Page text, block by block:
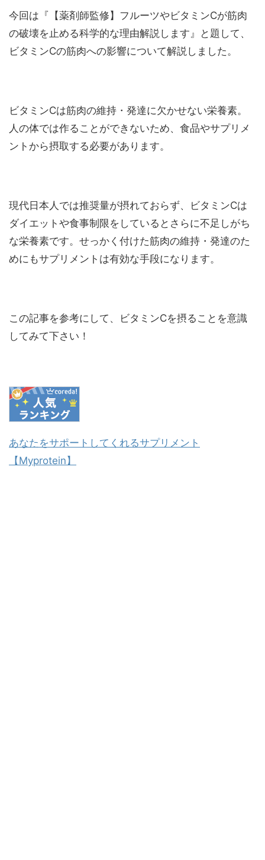
今回は『【薬剤師監修】フルーツやビタミンCが筋肉
の破壊を止める科学的な理由解説します』と題して、
ビタミンCの筋肉への影響について解説しました。
ビタミンCは筋肉の維持・発達に欠かせない栄養素。
人の体では作ることができないため、食品やサプリメ
ントから摂取する必要があります。
現代日本人では推奨量が摂れておらず、ビタミンCは
ダイエットや食事制限をしているとさらに不足しがち
な栄養素です。せっかく付けた筋肉の維持・発達のた
めにもサプリメントは有効な手段になります。
この記事を参考にして、ビタミンCを摂ることを意識
してみて下さい！
あなたをサポートしてくれるサプリメント
【Myprotein】